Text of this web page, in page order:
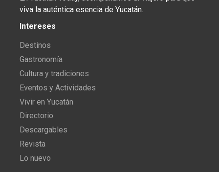
viva la auténtica esencia de Yucatán.
Intereses
Destinos
Gastronomía
Cultura y tradiciones
Eventos y Actividades
Vivir en Yucatán
Directorio
Descargables
Revista
Lo nuevo